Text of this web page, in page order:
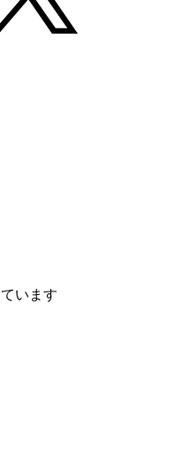
います